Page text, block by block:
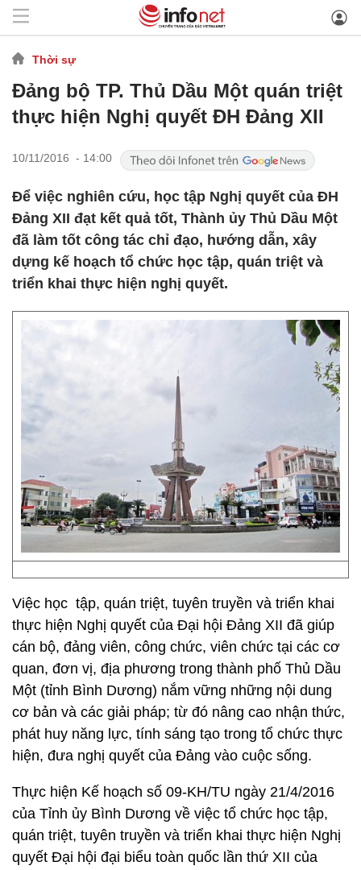
Thời sự
Đảng bộ TP. Thủ Dầu Một quán triệt
thực hiện Nghị quyết ĐH Đảng XII
10/11/2016 - 14:00
Để việc nghiên cứu, học tập Nghị quyết của ĐH
Đảng XII đạt kết quả tốt, Thành ủy Thủ Dầu Một
đã làm tốt công tác chỉ đạo, hướng dẫn, xây
dựng kế hoạch tổ chức học tập, quán triệt và
triển khai thực hiện nghị quyết.
Việc học tập, quán triệt, tuyên truyền và triển khai
thực hiện Nghị quyết của Đại hội Đảng XII đã giúp
cán bộ, đảng viên, công chức, viên chức tại các cơ
quan, đơn vị, địa phương trong thành phố Thủ Dầu
Một (tỉnh Bình Dương) nắm vững những nội dung
cơ bản và các giải pháp; từ đó nâng cao nhận thức,
phát huy năng lực, tính sáng tạo trong tổ chức thực
hiện, đưa nghị quyết của Đảng vào cuộc sống.
Thực hiện Kế hoạch số 09-KH/TU ngày 21/4/2016
của Tỉnh ủy Bình Dương về việc tổ chức học tập,
quán triệt, tuyên truyền và triển khai thực hiện Nghị
quyết Đại hội đại biểu toàn quốc lần thứ XII của